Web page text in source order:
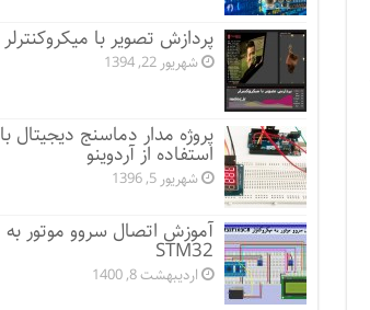
پردازش تصویر با میکروکنترلر
شهریور 22, 1394
پروژه مدار دماسنج دیجیتال با
استفاده از آردوینو
شهریور 5, 1396
آموزش اتصال سروو موتور به
STM32
اردیبهشت 8, 1400